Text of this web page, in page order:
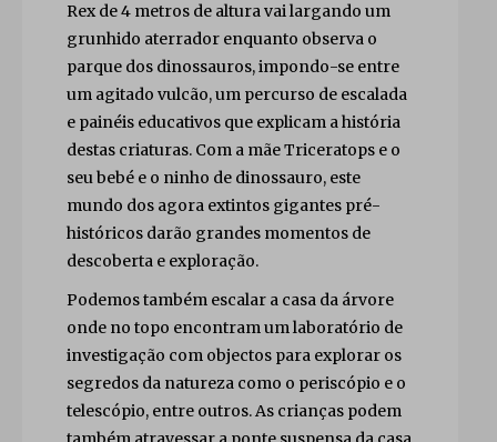
Rex de 4 metros de altura vai largando um
grunhido aterrador enquanto observa o
parque dos dinossauros, impondo-se entre
um agitado vulcão, um percurso de escalada
e painéis educativos que explicam a história
destas criaturas. Com a mãe Triceratops e o
seu bebé e o ninho de dinossauro, este
mundo dos agora extintos gigantes pré-
históricos darão grandes momentos de
descoberta e exploração.
Podemos também escalar a casa da árvore
onde no topo encontram um laboratório de
investigação com objectos para explorar os
segredos da natureza como o periscópio e o
telescópio, entre outros. As crianças podem